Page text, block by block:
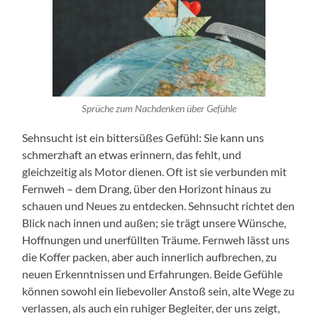
Sprüche zum Nachdenken über Gefühle
Sehnsucht ist ein bittersüßes Gefühl: Sie kann uns
schmerzhaft an etwas erinnern, das fehlt, und
gleichzeitig als Motor dienen. Oft ist sie verbunden mit
Fernweh – dem Drang, über den Horizont hinaus zu
schauen und Neues zu entdecken. Sehnsucht richtet den
Blick nach innen und außen; sie trägt unsere Wünsche,
Hoffnungen und unerfüllten Träume. Fernweh lässt uns
die Koffer packen, aber auch innerlich aufbrechen, zu
neuen Erkenntnissen und Erfahrungen. Beide Gefühle
können sowohl ein liebevoller Anstoß sein, alte Wege zu
verlassen, als auch ein ruhiger Begleiter, der uns zeigt,